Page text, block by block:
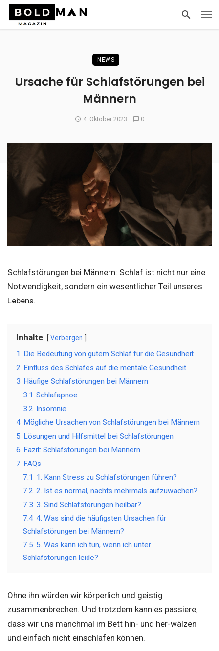
NEWS
Ursache für Schlafstörungen bei
Männern
4. Oktober 2023 0
Schlafstörungen bei Männern: Schlaf ist nicht nur eine
Notwendigkeit, sondern ein wesentlicher Teil unseres
Lebens.
Inhalte Verbergen
1 Die Bedeutung von gutem Schlaf für die Gesundheit
2 Einfluss des Schlafes auf die mentale Gesundheit
3 Häufige Schlafstörungen bei Männern
3.1 Schlafapnoe
3.2 Insomnie
4 Mögliche Ursachen von Schlafstörungen bei Männern
5 Lösungen und Hilfsmittel bei Schlafstörungen
6 Fazit: Schlafstörungen bei Männern
7 FAQs
7.1 1. Kann Stress zu Schlafstörungen führen?
7.2 2. Ist es normal, nachts mehrmals aufzuwachen?
7.3 3. Sind Schlafstörungen heilbar?
7.4 4. Was sind die häufigsten Ursachen für
Schlafstörungen bei Männern?
7.5 5. Was kann ich tun, wenn ich unter
Schlafstörungen leide?
Ohne ihn würden wir körperlich und geistig
zusammenbrechen. Und trotzdem kann es passiere,
dass wir uns manchmal im Bett hin- und her-wälzen
und einfach nicht einschlafen können.